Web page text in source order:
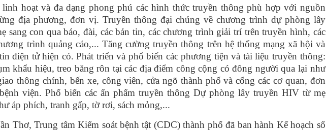
linh hoạt và đa dạng phong phú các hình thức truyền thông phù hợp với nguồn
địa phương, đơn vị. Truyền thông đại chúng về chương trình dự phòng lây
sang con qua báo, đài, các bản tin, các chương trình giải trí trên truyền hình, các
trình quảng cáo,... Tăng cường truyền thông trên hệ thống mạng xã hội và
điện tử hiện có. Phát triển và phổ biến các phương tiện và tài liệu truyền thông:
khẩu hiệu, treo băng rôn tại các địa điểm công cộng có đông người qua lại như
thông chính, bến xe, công viên, cửa ngõ thành phố và cổng các cơ quan, đơn
viện. Phổ biến các ấn phẩm truyền thông Dự phòng lây truyền HIV từ mẹ
áp phích, tranh gấp, tờ rơi, sách mỏng,...
Thơ, Trung tâm Kiểm soát bệnh tật (CDC) thành phố đã ban hành Kế hoạch số